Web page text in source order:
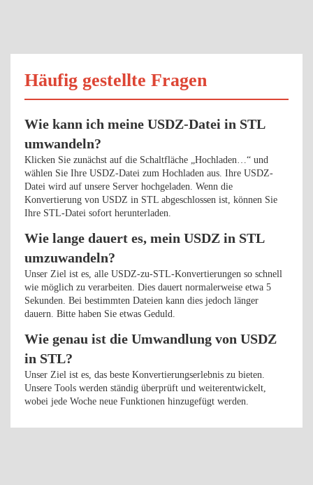
Häufig gestellte Fragen
Wie kann ich meine USDZ-Datei in STL
umwandeln?
Klicken Sie zunächst auf die Schaltfläche „Hochladen…“ und
wählen Sie Ihre USDZ-Datei zum Hochladen aus. Ihre USDZ-
Datei wird auf unsere Server hochgeladen. Wenn die
Konvertierung von USDZ in STL abgeschlossen ist, können Sie
Ihre STL-Datei sofort herunterladen.
Wie lange dauert es, mein USDZ in STL
umzuwandeln?
Unser Ziel ist es, alle USDZ-zu-STL-Konvertierungen so schnell
wie möglich zu verarbeiten. Dies dauert normalerweise etwa 5
Sekunden. Bei bestimmten Dateien kann dies jedoch länger
dauern. Bitte haben Sie etwas Geduld.
Wie genau ist die Umwandlung von USDZ
in STL?
Unser Ziel ist es, das beste Konvertierungserlebnis zu bieten.
Unsere Tools werden ständig überprüft und weiterentwickelt,
wobei jede Woche neue Funktionen hinzugefügt werden.